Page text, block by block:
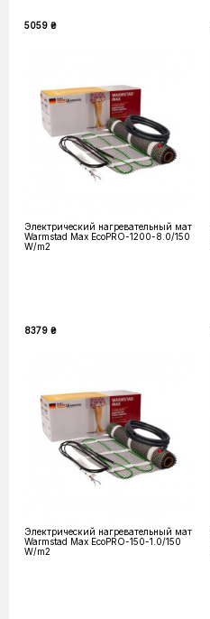
5059 ₴
Электрический нагревательный мат
Warmstad Max EcoPRO-1200-8.0/150
W/m2
8379 ₴
Электрический нагревательный мат
Warmstad Max EcoPRO-150-1.0/150
W/m2